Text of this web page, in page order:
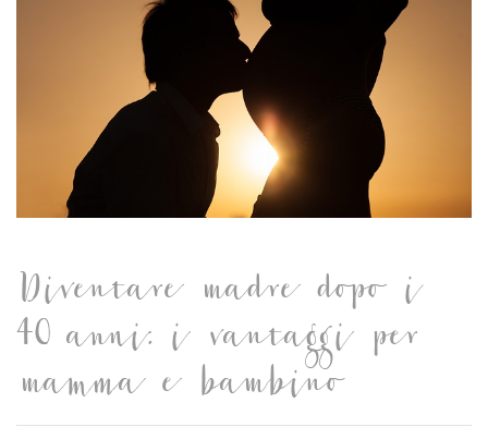
Diventare madre dopo i
40 anni: i vantaggi per
mamma e bambino